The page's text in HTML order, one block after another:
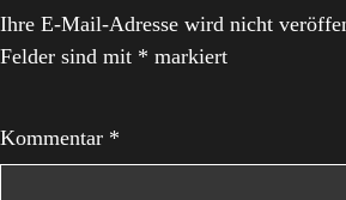
Ihre E-Mail-Adresse wird nicht
Felder sind mit * markiert
Kommentar *